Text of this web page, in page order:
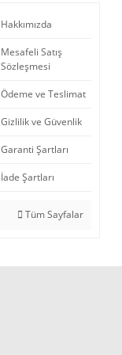
Hakkımızda
Mesafeli Satış
Sözleşmesi
Ödeme ve Teslimat
Gizlilik ve Güvenlik
Garanti Şartları
İade Şartları
Tüm Sayfalar